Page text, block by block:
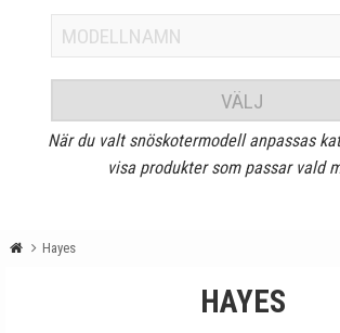
VÄLJ
När du valt snöskotermodell anpassas
visa produkter som passar vald
Hayes
HAYES